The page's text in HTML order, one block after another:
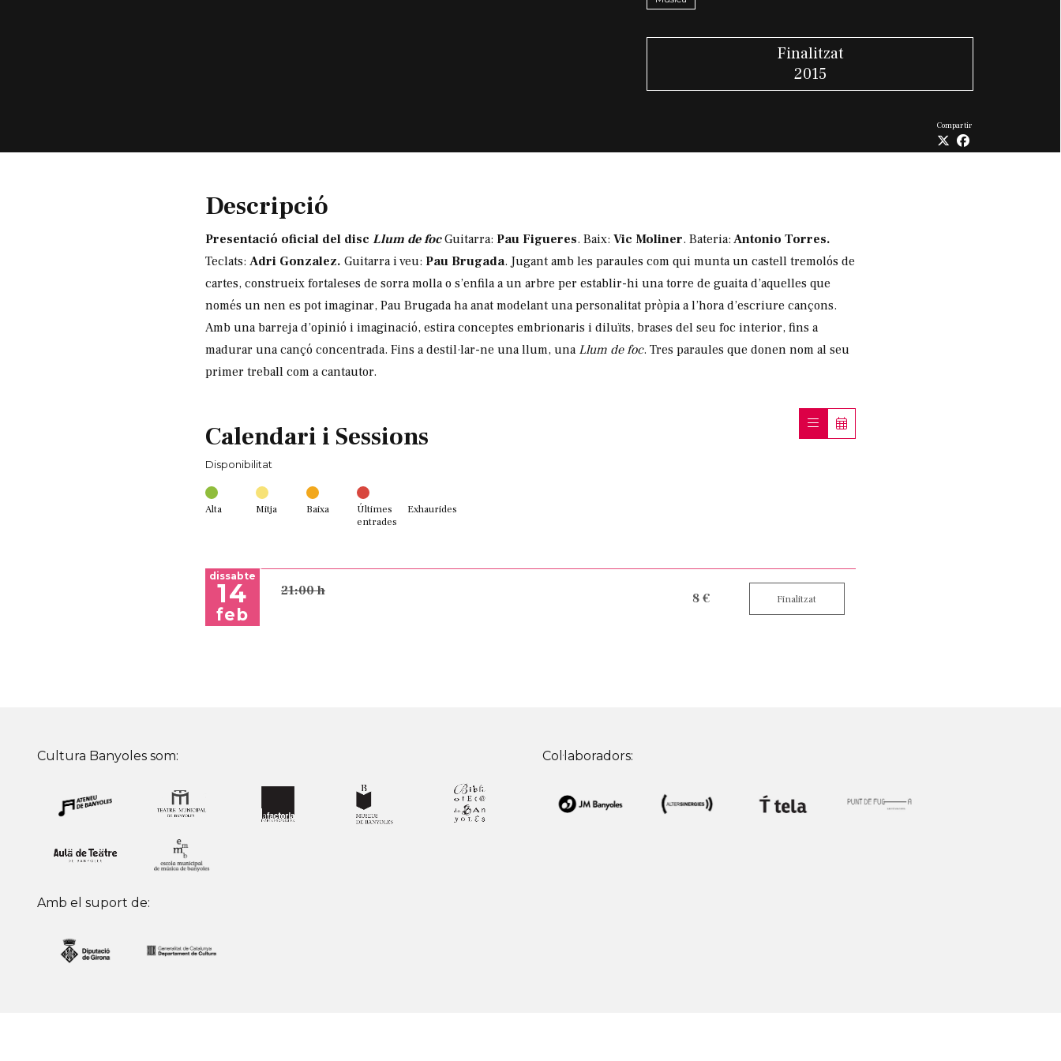
Finalitzat
2015
Compartir
Descripció
Presentació oficial del discLlum de focGuitarra: Pau Figueres. Baix:Vic Moliner. Bateria: Antonio Torres.
Teclats:Adri Gonzalez. Guitarra i veu: Pau Brugada. Jugant amb les paraules com qui munta un castell tremolós de
cartes, construeix fortaleses de sorra molla o s’enfila a un arbre per establir-hi una torre de guaita d’aquelles que
només un nen es pot imaginar, Pau Brugada ha anat modelant una personalitat pròpia a l’hora d’escriure cançons.
Amb una barreja d’opinió i imaginació, estira conceptes embrionaris i diluïts, brases del seu foc interior, fins a
madurar una cançó concentrada. Fins a destil·lar-ne una llum, una Llum de foc. Tres paraules que donen nom al seu
primer treball com a cantautor.
Calendari i Sessions
Disponibilitat
Alta Mitja Baixa
Últimes
entrades
Exhaurides
dissabte
14
feb
21:00 h 8 € Finalitzat
Cultura Banyoles som:
Amb el suport de:
Col·laboradors: